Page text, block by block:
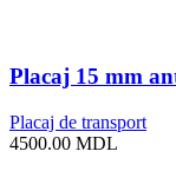
Placaj 15 mm
Placaj de transport
4500.00 MDL